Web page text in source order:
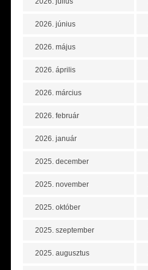
2026. június
2026. május
2026. április
2026. március
2026. február
2026. január
2025. december
2025. november
2025. október
2025. szeptember
2025. augusztus